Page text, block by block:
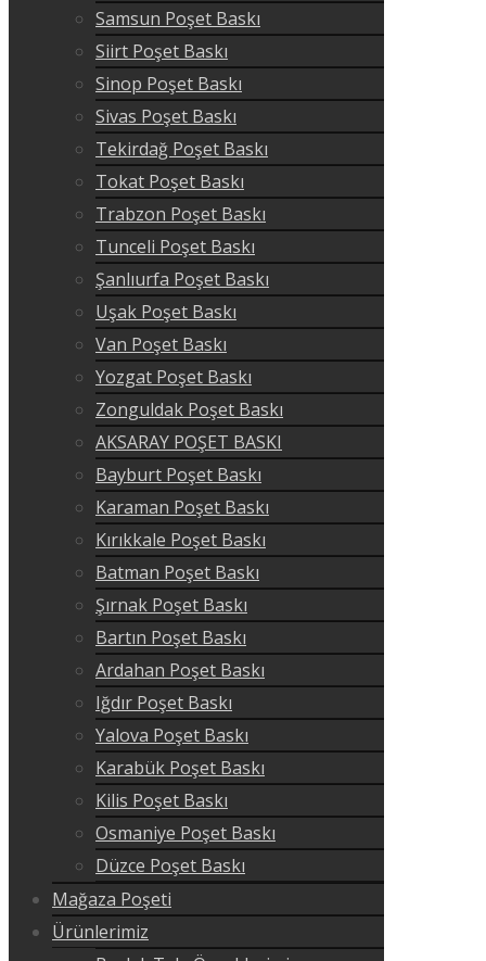
Samsun Poşet Baskı
Siirt Poşet Baskı
Sinop Poşet Baskı
Sivas Poşet Baskı
Tekirdağ Poşet Baskı
Tokat Poşet Baskı
Trabzon Poşet Baskı
Tunceli Poşet Baskı
Şanlıurfa Poşet Baskı
Uşak Poşet Baskı
Van Poşet Baskı
Yozgat Poşet Baskı
Zonguldak Poşet Baskı
AKSARAY POŞET BASKI
Bayburt Poşet Baskı
Karaman Poşet Baskı
Kırıkkale Poşet Baskı
Batman Poşet Baskı
Şırnak Poşet Baskı
Bartın Poşet Baskı
Ardahan Poşet Baskı
Iğdır Poşet Baskı
Yalova Poşet Baskı
Karabük Poşet Baskı
Kilis Poşet Baskı
Osmaniye Poşet Baskı
Düzce Poşet Baskı
Mağaza Poşeti
Ürünlerimiz